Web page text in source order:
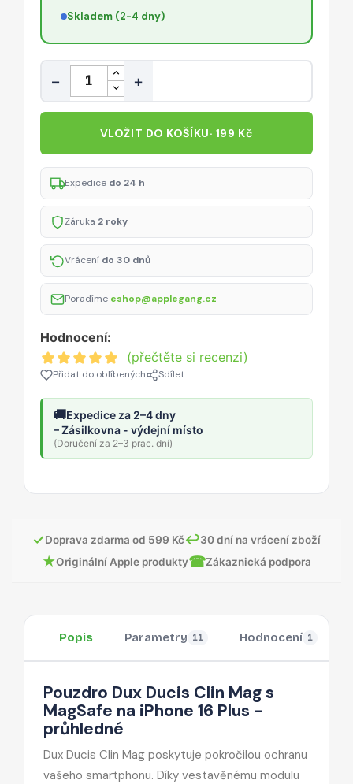
Skladem (2-4 dny)
Množství
− +
VLOŽIT DO KOŠÍKU· 199 Kč
Expedice do 24 h
Záruka 2 roky
Vrácení do 30 dnů
Poradíme eshop@applegang.cz
Hodnocení:
(přečtěte si recenzi)
Přidat do oblíbených Sdílet
🚚Expedice za 2–4 dny
– Zásilkovna - výdejní místo
(Doručení za 2–3 prac. dní)
✓Doprava zdarma od 599 Kč↩30 dní na vrácení zboží
★Originální Apple produkty☎Zákaznická podpora
Popis Parametry 11 Hodnocení 1
Pouzdro Dux Ducis Clin Mag s
MagSafe na iPhone 16 Plus -
průhledné
Dux Ducis Clin Mag poskytuje pokročilou ochranu
vašeho smartphonu. Díky vestavěnému modulu